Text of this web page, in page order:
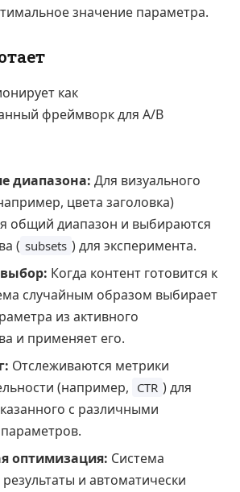
значение параметра.
как
фреймворк для A/B
диапазона: Для визуального
цвета заголовка)
общий диапазон и выбираются
( subsets ) для эксперимента.
Когда контент готовится к
случайным образом выбирает
из активного
и применяет его.
Отслеживаются метрики
(например, CTR ) для
с различными
оптимизация: Система
и автоматически